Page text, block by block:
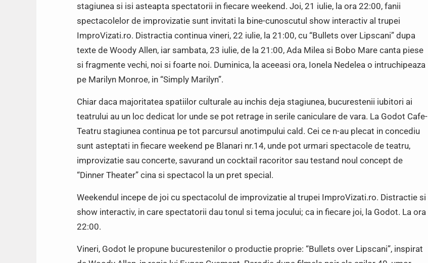
stagiunea si isi asteapta spectatorii in fiecare weekend. Joi, 21 iulie, la ora 22:00, fanii
spectacolelor de improvizatie sunt invitati la bine-cunoscutul show interactiv al trupei
ImproVizati.ro. Distractia continua vineri, 22 iulie, la 21:00, cu “Bullets over Lipscani” dupa
texte de Woody Allen, iar sambata, 23 iulie, de la 21:00, Ada Milea si Bobo Mare canta piese
si fragmente vechi, noi si foarte noi. Duminica, la aceeasi ora, Ionela Nedelea o intruchipeaza
pe Marilyn Monroe, in “Simply Marilyn”.
Chiar daca majoritatea spatiilor culturale au inchis deja stagiunea, bucurestenii iubitori ai
teatrului au un loc dedicat lor unde se pot retrage in serile caniculare de vara. La Godot Cafe-
Teatru stagiunea continua pe tot parcursul anotimpului cald. Cei ce n-au plecat in concediu
sunt asteptati in fiecare weekend pe Blanari nr.14, unde pot urmari spectacole de teatru,
improvizatie sau concerte, savurand un cocktail racoritor sau testand noul concept de
“Dinner Theater” cina si spectacol la un pret special.
Weekendul incepe de joi cu spectacolul de improvizatie al trupei ImproVizati.ro. Distractie si
show interactiv, in care spectatorii dau tonul si tema jocului; ca in fiecare joi, la Godot. La ora
22:00.
Vineri, Godot le propune bucurestenilor o productie proprie: “Bullets over Lipscani”, inspirat